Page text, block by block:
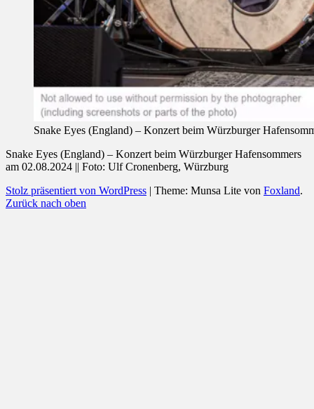
Snake Eyes (England) – Konzert beim Würzburger
Snake Eyes (England) – Konzert beim Würzburger Hafensommers
am 02.08.2024 || Foto: Ulf Cronenberg, Würzburg
Stolz präsentiert von WordPress | Theme: Munsa Lite von Foxland.
Zurück nach oben